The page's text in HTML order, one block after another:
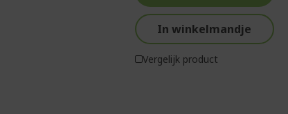
In winkelmandje
Vergelijk product